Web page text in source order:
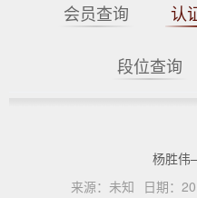
会员查询 认
段位查询
杨胜伟
来源： 未知 日期：